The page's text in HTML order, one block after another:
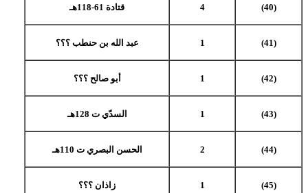
(40)
4 قتادة 61-118هـ
(41)
1 عبد الله بن حنطب ؟؟؟
(42)
1 أبو صالح ؟؟؟
(43)
1 السدّي ت 128هـ
(44)
2 الحسن البصري ت 110هـ
(45)
1 زاذان ؟؟؟